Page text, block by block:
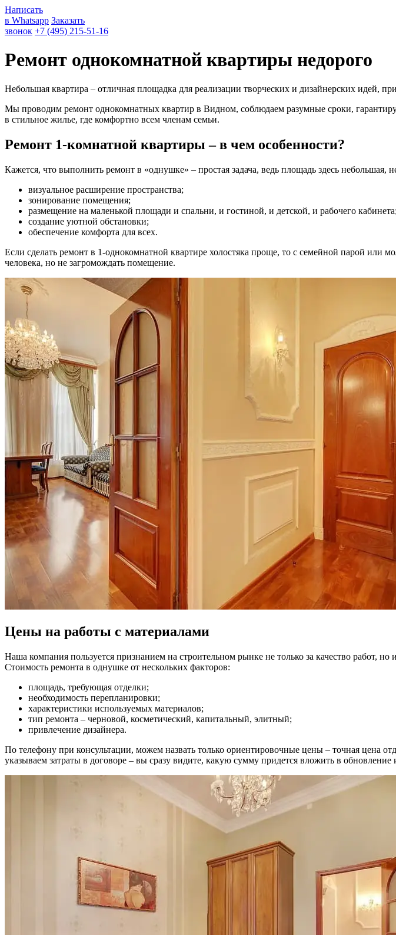
Написать
в Whatsapp Заказать
звонок +7 (495) 215-51-16
Ремонт однокомнатной квартиры недорого
Небольшая квартира – отличная площадка для реализации творческих и дизайнерских идей,
Мы проводим ремонт однокомнатных квартир в Видном, соблюдаем разумные сроки,
в стильное жилье, где комфортно всем членам семьи.
Ремонт 1-комнатной квартиры – в чем особенности?
Кажется, что выполнить ремонт в «однушке» – простая задача, ведь площадь здесь небольшая,
визуальное расширение пространства;
зонирование помещения;
размещение на маленькой площади и спальни, и гостиной, и детской, и рабочего кабинета;
создание уютной обстановки;
обеспечение комфорта для всех.
Если сделать ремонт в 1-однокомнатной квартире холостяка проще, то с семейной парой или
человека, но не загромождать помещение.
Цены на работы с материалами
Наша компания пользуется признанием на строительном рынке не только за качество работ,
Стоимость ремонта в однушке от нескольких факторов:
площадь, требующая отделки;
необходимость перепланировки;
характеристики используемых материалов;
тип ремонта – черновой, косметический, капитальный, элитный;
привлечение дизайнера.
По телефону при консультации, можем назвать только ориентировочные цены – точная цена
указываем затраты в договоре – вы сразу видите, какую сумму придется вложить в обновление